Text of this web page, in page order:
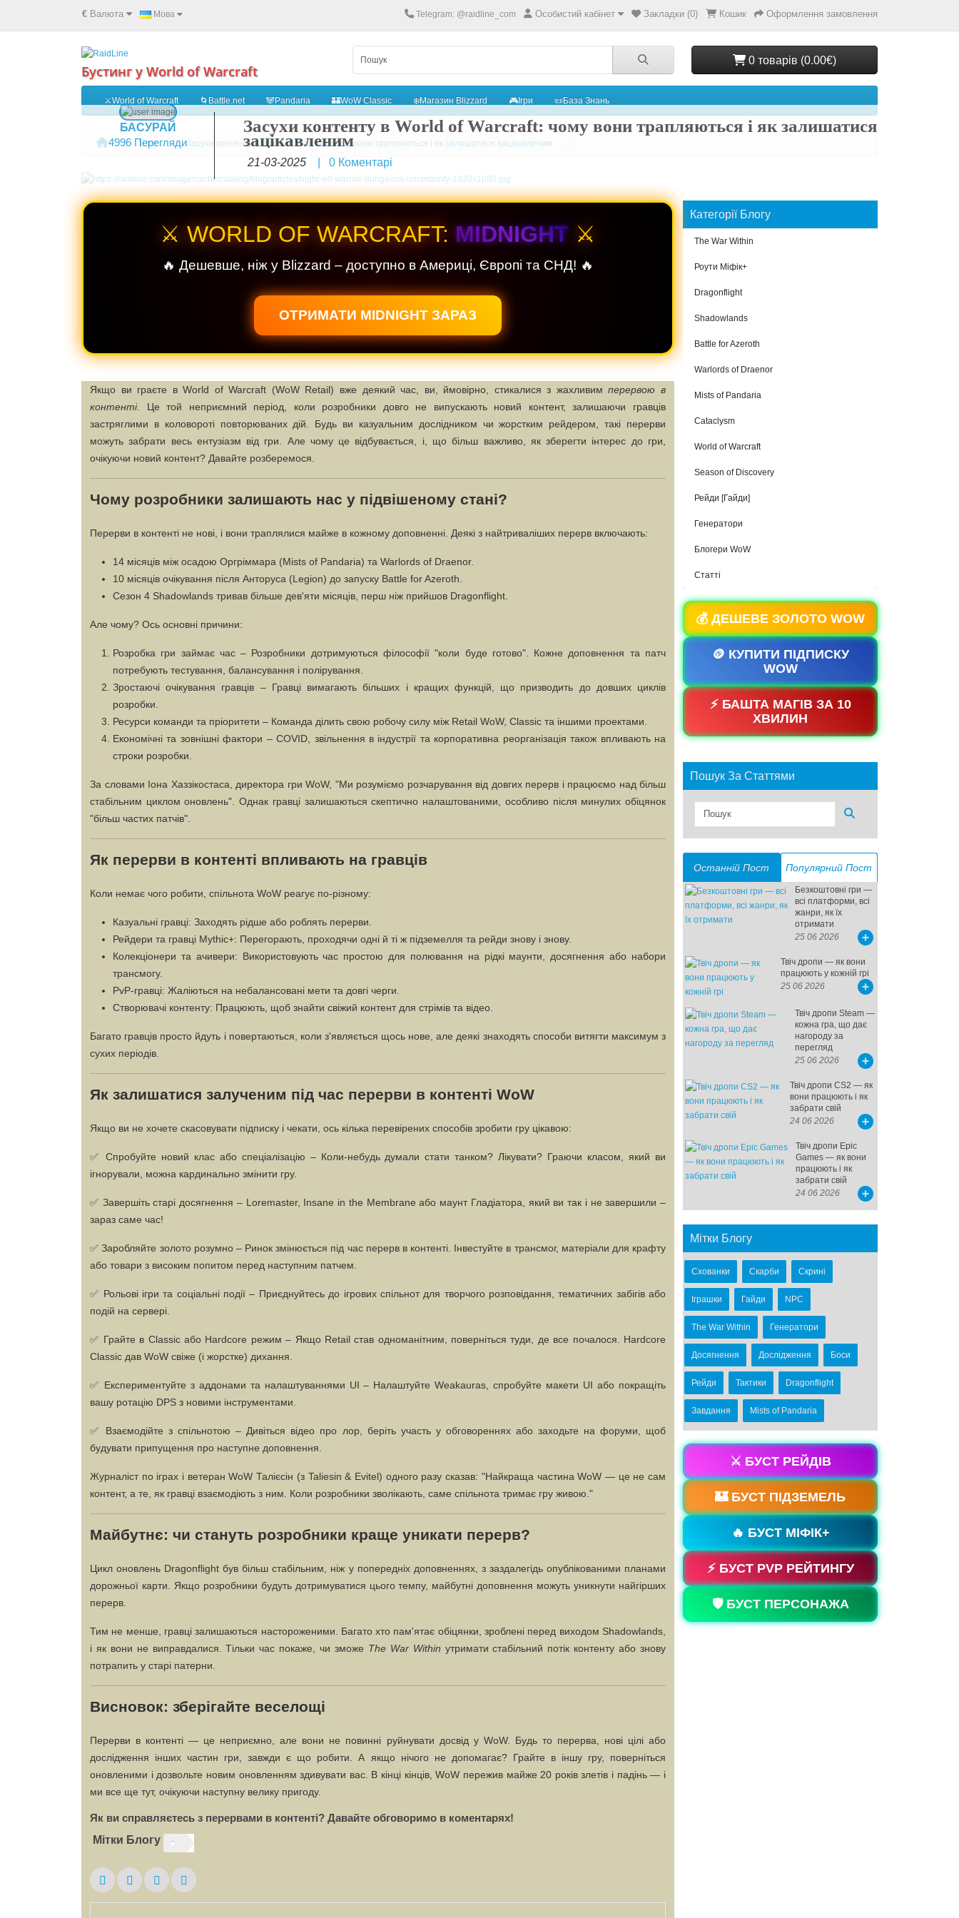
€ Валюта Мова Telegram: @raidline_com Особистий кабінет Закладки (0) Кошик Оформлення замовлення
Бустинг у World of Warcraft
0 товарів (0.00€)
⚔️World of Warcraft 🌀Battle.net 🐼Pandaria 🏰WoW Classic ❄️Магазин Blizzard 🎮Ігри 📜База Знань
Блог Засухи контенту в World of Warcraft: чому вони трапляються і як залишатися зацікавленим
БАСУРАЙ
4996 Перегляди
Засухи контенту в World of Warcraft: чому вони трапляються і як залишатися
зацікавленим
21-03-2025 0 Коментарі
⚔️ WORLD OF WARCRAFT: MIDNIGHT ⚔️
🔥 Дешевше, ніж у Blizzard – доступно в Америці, Європі та СНД! 🔥
ОТРИМАТИ MIDNIGHT ЗАРАЗ
Якщо ви граєте в World of Warcraft (WoW Retail) вже деякий час, ви, ймовірно, стикалися з жахливимперервою в
контенті. Це той неприємний період, коли розробники довго не випускають новий контент, залишаючи гравців
застряглими в коловороті повторюваних дій. Будь ви казуальним дослідником чи жорстким рейдером, такі перерви
можуть забрати весь ентузіазм від гри. Але чому це відбувається, і, що більш важливо, як зберегти інтерес до гри,
очікуючи новий контент? Давайте розберемося.
Чому розробники залишають нас у підвішеному стані?
Перерви в контенті не нові, і вони траплялися майже в кожному доповненні. Деякі з найтриваліших перерв включають:
14 місяців між осадою Оргріммара (Mists of Pandaria) та Warlords of Draenor.
10 місяців очікування після Анторуса (Legion) до запуску Battle for Azeroth.
Сезон 4 Shadowlands тривав більше дев'яти місяців, перш ніж прийшов Dragonflight.
Але чому? Ось основні причини:
Розробка гри займає час– Розробники дотримуються філософії "коли буде готово". Кожне доповнення та патч
потребують тестування, балансування і полірування.
Зростаючі очікування гравців – Гравці вимагають більших і кращих функцій, що призводить до довших циклів
розробки.
Ресурси команди та пріоритети – Команда ділить свою робочу силу між Retail WoW, Classic та іншими проектами.
Економічні та зовнішні фактори – COVID, звільнення в індустрії та корпоративна реорганізація також впливають на
строки розробки.
За словами Іона Хаззікостаса, директора гри WoW, "Ми розуміємо розчарування від довгих перерв і працюємо над більш
стабільним циклом оновлень". Однак гравці залишаються скептично налаштованими, особливо після минулих обіцянок
"більш частих патчів".
Як перерви в контенті впливають на гравців
Коли немає чого робити, спільнота WoW реагує по-різному:
Казуальні гравці: Заходять рідше або роблять перерви.
Рейдери та гравці Mythic+: Перегорають, проходячи одні й ті ж підземелля та рейди знову і знову.
Колекціонери та ачивери: Використовують час простою для полювання на рідкі маунти, досягнення або набори
трансмогу.
PvP-гравці: Жаліються на небалансовані мети та довгі черги.
Створювачі контенту: Працюють, щоб знайти свіжий контент для стрімів та відео.
Багато гравців просто йдуть і повертаються, коли з'являється щось нове, але деякі знаходять способи витягти максимум з
сухих періодів.
Як залишатися залученим під час перерви в контенті WoW
Якщо ви не хочете скасовувати підписку і чекати, ось кілька перевірених способів зробити гру цікавою:
✅ Спробуйте новий клас або спеціалізацію – Коли-небудь думали стати танком? Лікувати? Граючи класом, який ви
ігнорували, можна кардинально змінити гру.
✅ Завершіть старі досягнення – Loremaster, Insane in the Membrane або маунт Гладіатора, який ви так і не завершили –
зараз саме час!
✅Заробляйте золото розумно– Ринок змінюється під час перерв в контенті. Інвестуйте в трансмог, матеріали для крафту
або товари з високим попитом перед наступним патчем.
✅ Рольові ігри та соціальні події – Приєднуйтесь до ігрових спільнот для творчого розповідання, тематичних забігів або
подій на сервері.
✅ Грайте в Classic або Hardcore режим – Якщо Retail став одноманітним, поверніться туди, де все почалося. Hardcore
Classic дав WoW свіже (і жорстке) дихання.
✅ Експериментуйте з аддонами та налаштуваннями UI – Налаштуйте Weakauras, спробуйте макети UI або покращіть
вашу ротацію DPS з новими інструментами.
✅ Взаємодійте з спільнотою – Дивіться відео про лор, беріть участь у обговореннях або заходьте на форуми, щоб
будувати припущення про наступне доповнення.
Журналіст по іграх і ветеран WoW Талієсін (з Taliesin & Evitel) одного разу сказав: "Найкраща частина WoW — це не сам
контент, а те, як гравці взаємодіють з ним. Коли розробники зволікають, саме спільнота тримає гру живою."
Майбутнє: чи стануть розробники краще уникати перерв?
Цикл оновлень Dragonflight був більш стабільним, ніж у попередніх доповненнях, з заздалегідь опублікованими планами
дорожньої карти. Якщо розробники будуть дотримуватися цього темпу, майбутні доповнення можуть уникнути найгірших
перерв.
Тим не менше, гравці залишаються настороженими. Багато хто пам'ятає обіцянки, зроблені перед виходом Shadowlands,
і як вони не виправдалися. Тільки час покаже, чи зможе The War Within утримати стабільний потік контенту або знову
потрапить у старі патерни.
Висновок: зберігайте веселощі
Перерви в контенті — це неприємно, але вони не повинні руйнувати досвід у WoW. Будь то перерва, нові цілі або
дослідження інших частин гри, завжди є що робити. А якщо нічого не допомагає? Грайте в іншу гру, поверніться
оновленими і дозвольте новим оновленням здивувати вас. В кінці кінців, WoW пережив майже 20 років злетів і падінь — і
ми все ще тут, очікуючи наступну велику пригоду.
Як ви справляєтесь з перервами в контенті? Давайте обговоримо в коментарях!
Мітки Блогу
Категорії Блогу
The War Within
Роути Міфік+
Dragonflight
Shadowlands
Battle for Azeroth
Warlords of Draenor
Mists of Pandaria
Cataclysm
World of Warcraft
Season of Discovery
Рейди [Гайди]
Генератори
Блогери WoW
Статті
💰 ДЕШЕВЕ ЗОЛОТО WOW
🪙 КУПИТИ ПІДПИСКУ
WOW
⚡ БАШТА МАГІВ ЗА 10
ХВИЛИН
Пошук За Статтями
Останній Пост Популярний Пост
Безкоштовні гри —
всі платформи, всі
жанри, як їх
отримати
25 06 2026
Твіч дропи — як вони
працюють у кожній грі
25 06 2026
Твіч дропи Steam —
кожна гра, що дає
нагороду за
перегляд
25 06 2026
Твіч дропи CS2 — як
вони працюють і як
забрати свій
24 06 2026
Твіч дропи Epic
Games — як вони
працюють і як
забрати свій
24 06 2026
Мітки Блогу
Схованки Скарби Скрині
Іграшки Гайди NPC
The War Within Генератори
Досягнення Дослідження Боси
Рейди Тактики Dragonflight
Завдання Mists of Pandaria
⚔️ БУСТ РЕЙДІВ
🏰 БУСТ ПІДЗЕМЕЛЬ
🔥 БУСТ МІФІК+
⚡ БУСТ PVP РЕЙТИНГУ
🛡️ БУСТ ПЕРСОНАЖА